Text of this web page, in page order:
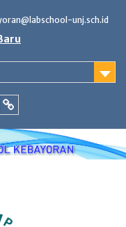
unj.sch.id
Labschool